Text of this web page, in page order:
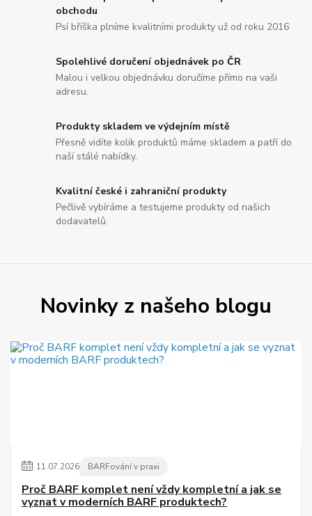
obchodu
Psí bříška plníme kvalitními produkty už od roku 2016
Spolehlivé doručení objednávek po ČR
Malou i velkou objednávku doručíme přímo na vaši
adresu.
Produkty skladem ve výdejním místě
Přesně vidíte kolik produktů máme skladem a patří do
naší stálé nabídky.
Kvalitní české i zahraniční produkty
Pečlivě vybíráme a testujeme produkty od našich
dodavatelů.
Novinky z našeho blogu
11.07.2026 BARFování v praxi
Proč BARF komplet není vždy kompletní a jak se
vyznat v moderních BARF produktech?